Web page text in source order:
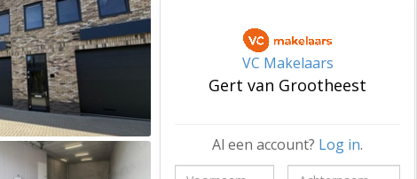
VC Makelaars
Gert van Grootheest
Al een account? Log in.